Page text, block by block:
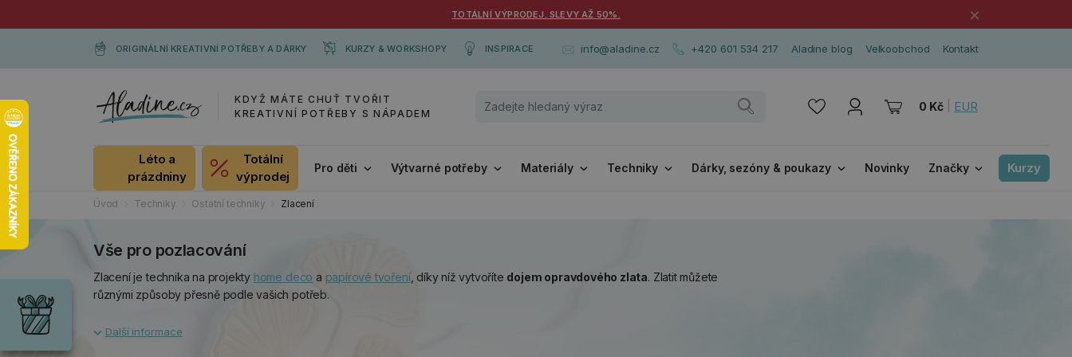
TOTÁLNÍ VÝPRODEJ. SLEVY AŽ 50%. ×
ORIGINÁLNÍ KREATIVNÍ POTŘEBY A DÁRKY KURZY & WORKSHOPY INSPIRACE info@aladine.cz +420 601 534 217 Aladine blog Velkoobchod Kontakt
KDYŽ MÁTE CHUŤ TVOŘIT
KREATIVNÍ POTŘEBY S NÁPADEM
0 Kč EUR
Léto a
prázdniny
Totální
výprodej
Pro děti Výtvarné potřeby Materiály Techniky Dárky, sezóny & poukazy Novinky Značky Kurzy
Úvod Techniky Ostatní techniky Zlacení
Vše pro pozlacování
Zlacení je technika na projekty home deco a papírové tvoření, díky níž vytvoříte dojem opravdového zlata. Zlatit můžete
různými způsoby přesně podle vašich potřeb.
Dárky
Wrendale
Radost pro
každou